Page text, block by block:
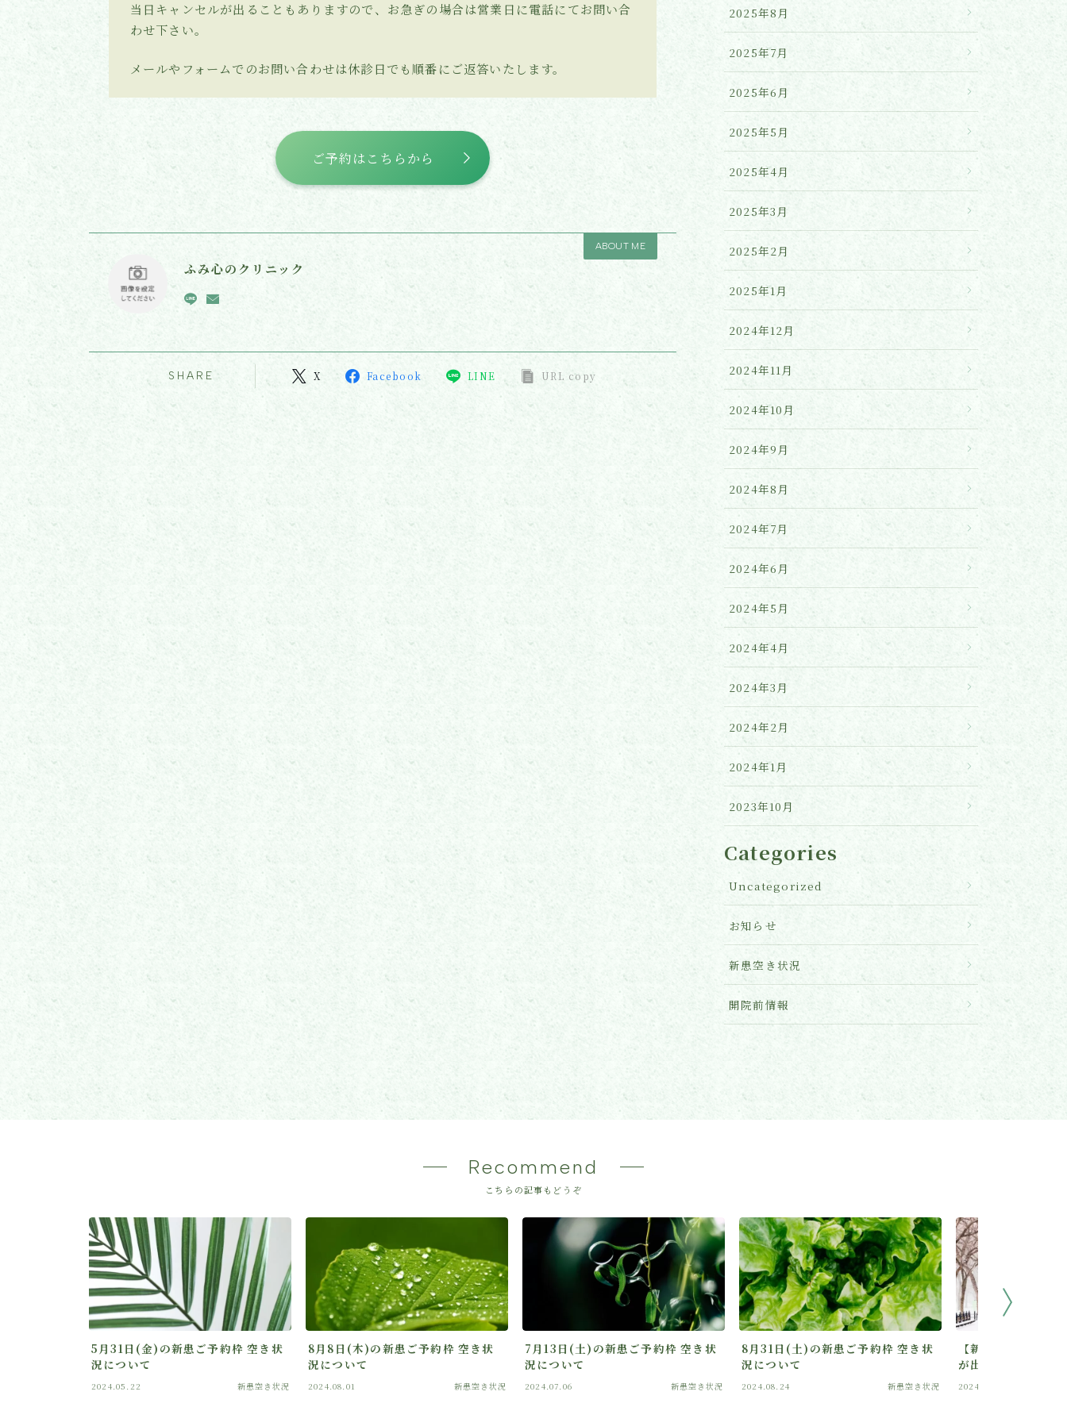
当日キャンセルが出ることもありますので、お急ぎの場合は営業日に電話にてお問い合
わせ下さい。
メールやフォームでのお問い合わせは休診日でも順番にご返答いたします。
ご予約はこちらから
ABOUT ME
ふみ心のクリニック
SHARE X Facebook LINE URL copy
2025年8月
2025年7月
2025年6月
2025年5月
2025年4月
2025年3月
2025年2月
2025年1月
2024年12月
2024年11月
2024年10月
2024年9月
2024年8月
2024年7月
2024年6月
2024年5月
2024年4月
2024年3月
2024年2月
2024年1月
2023年10月
Categories
Uncategorized
お知らせ
新患空き状況
開院前情報
Recommend
こちらの記事もどうぞ
5月31日(金)の新患ご予約枠 空き状
況について
2024.05.22 新患空き状況
8月8日(木)の新患ご予約枠 空き状
況について
2024.08.01 新患空き状況
7月13日(土)の新患ご予約枠 空き状
況について
2024.07.06 新患空き状況
8月31日(土)の新患ご予約枠 空き状
況について
2024.08.24 新患空き状況
【新患枠】2月27
が出ました
2024.12.18